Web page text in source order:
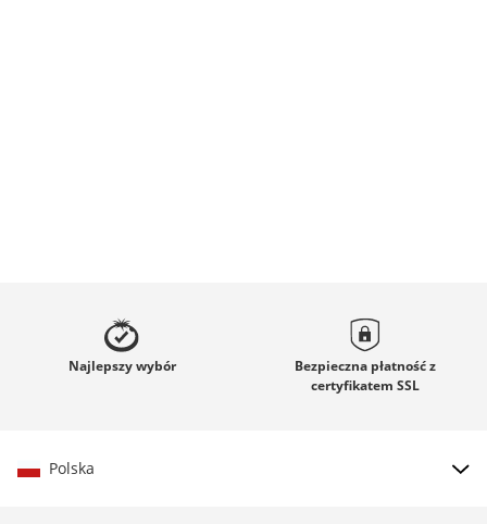
Najlepszywybór
Bezpieczna płatność z
certyfikatem SSL
Polska